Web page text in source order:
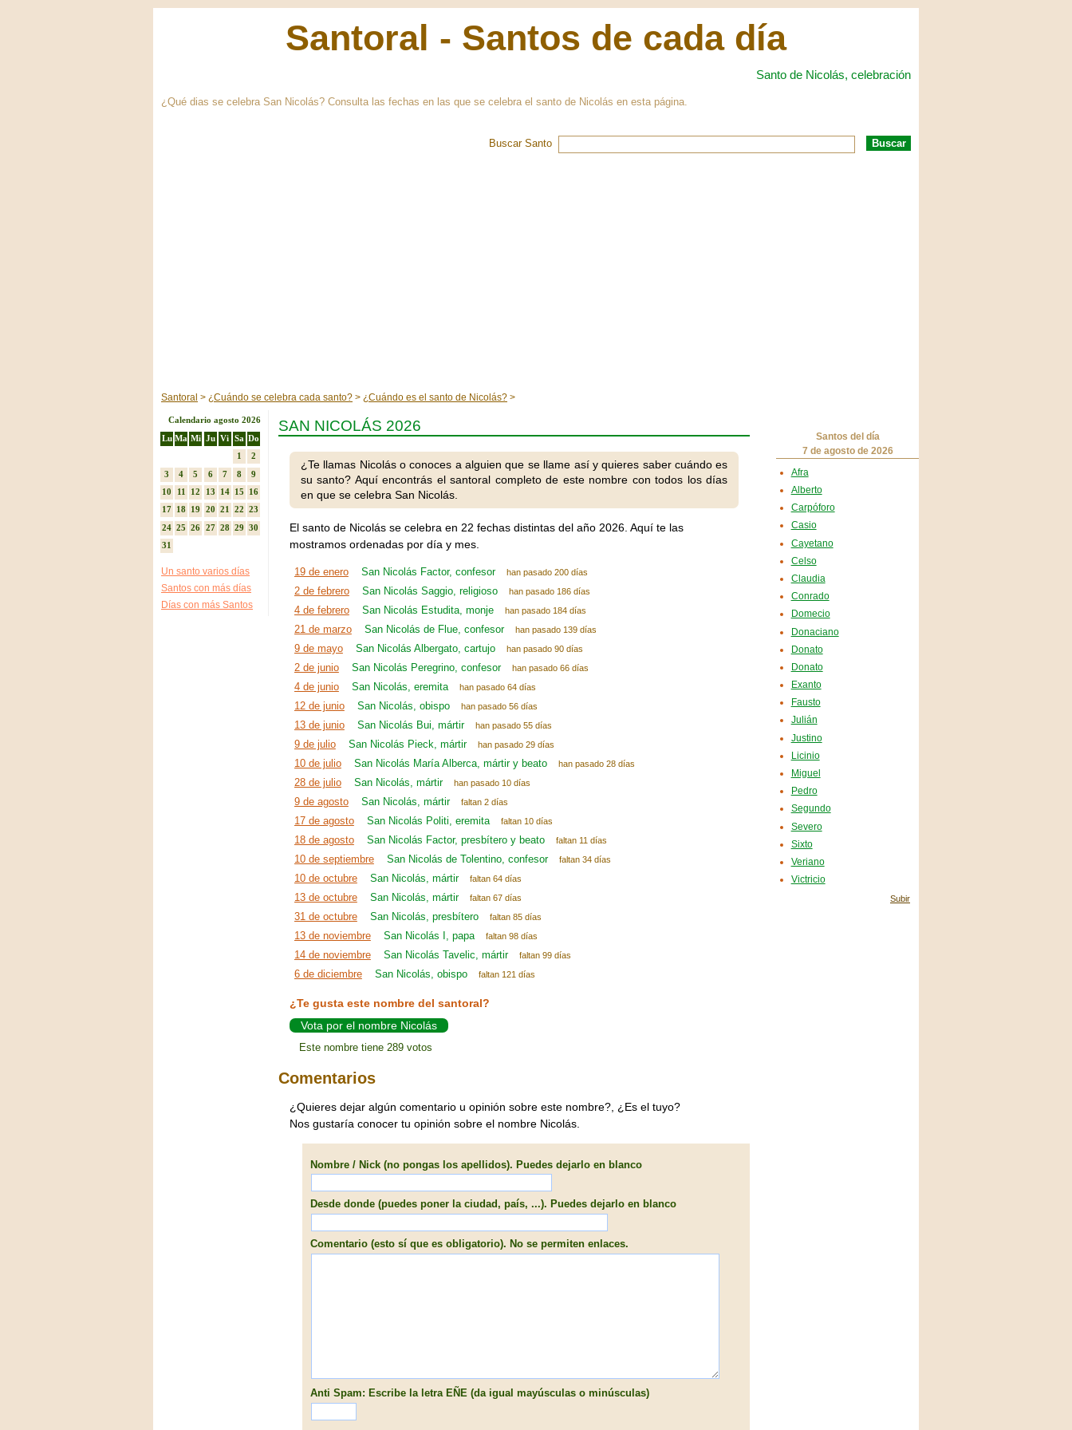
Santoral - Santos de cada día
Santo de Nicolás, celebración
¿Qué dias se celebra San Nicolás? Consulta las fechas en las que se celebra el santo de Nicolás en esta página.
Buscar Santo
Santoral ¿Cuándo se celebra cada santo? ¿Cuándo es el santo de Nicolás?
SAN NICOLÁS 2026
¿Te llamas Nicolás o conoces a alguien que se llame así y quieres saber cuándo es
su santo? Aquí encontrás el santoral completo de este nombre con todos los días
en que se celebra San Nicolás.
El santo de Nicolás se celebra en 22 fechas distintas del año 2026. Aquí te las
mostramos ordenadas por día y mes.
19 de enero San Nicolás Factor, confesor han pasado 200 días
2 de febrero San Nicolás Saggio, religioso han pasado 186 días
4 de febrero San Nicolás Estudita, monje han pasado 184 días
21 de marzo San Nicolás de Flue, confesor han pasado 139 días
9 de mayo San Nicolás Albergato, cartujo han pasado 90 días
2 de junio San Nicolás Peregrino, confesor han pasado 66 días
4 de junio San Nicolás, eremita han pasado 64 días
12 de junio San Nicolás, obispo han pasado 56 días
13 de junio San Nicolás Bui, mártir han pasado 55 días
9 de julio San Nicolás Pieck, mártir han pasado 29 días
10 de julio San Nicolás María Alberca, mártir y beato han pasado 28 días
28 de julio San Nicolás, mártir han pasado 10 días
9 de agosto San Nicolás, mártir faltan 2 días
17 de agosto San Nicolás Politi, eremita faltan 10 días
18 de agosto San Nicolás Factor, presbítero y beato faltan 11 días
10 de septiembre San Nicolás de Tolentino, confesor faltan 34 días
10 de octubre San Nicolás, mártir faltan 64 días
13 de octubre San Nicolás, mártir faltan 67 días
31 de octubre San Nicolás, presbítero faltan 85 días
13 de noviembre San Nicolás I, papa faltan 98 días
14 de noviembre San Nicolás Tavelic, mártir faltan 99 días
6 de diciembre San Nicolás, obispo faltan 121 días
¿Te gusta este nombre del santoral?
Vota por el nombre Nicolás
Este nombre tiene 289 votos
Comentarios
¿Quieres dejar algún comentario u opinión sobre este nombre?, ¿Es el tuyo?
Nos gustaría conocer tu opinión sobre el nombre Nicolás.
Nombre / Nick (no pongas los apellidos). Puedes dejarlo en blanco
Desde donde (puedes poner la ciudad, país, ...). Puedes dejarlo en blanco
Comentario (esto sí que es obligatorio). No se permiten enlaces.
Anti Spam: Escribe la letra EÑE (da igual mayúsculas o minúsculas)
Calendario agosto 2026
Lu Ma Mi Ju Vi Sa Do
1
2
3
4 5 6 7 8
9
10
11 12 13 14 15
16
17 18 19 20 21 22
23
24 25 26 27 28 29
30
31
Un santo varios días
Santos con más días
Días con más Santos
Santos del día
7 de agosto de 2026
Afra
Alberto
Carpóforo
Casio
Cayetano
Celso
Claudia
Conrado
Domecio
Donaciano
Donato
Donato
Exanto
Fausto
Julián
Justino
Licinio
Miguel
Pedro
Segundo
Severo
Sixto
Veriano
Victricio
Subir